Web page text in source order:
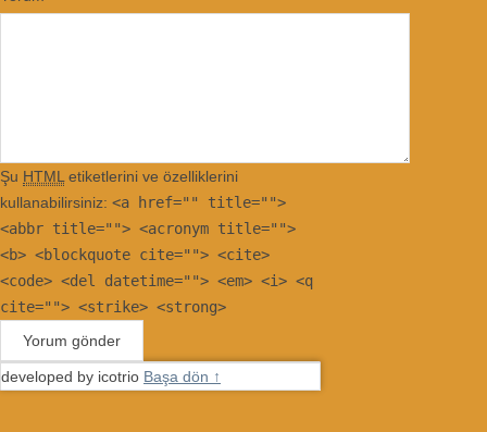
Şu HTML etiketlerini ve özelliklerini
kullanabilirsiniz: <a href="" title="">
<abbr title=""> <acronym title="">
<b> <blockquote cite=""> <cite>
<code> <del datetime=""> <em> <i> <q
cite=""> <strike> <strong>
developed by icotrio Başa dön ↑